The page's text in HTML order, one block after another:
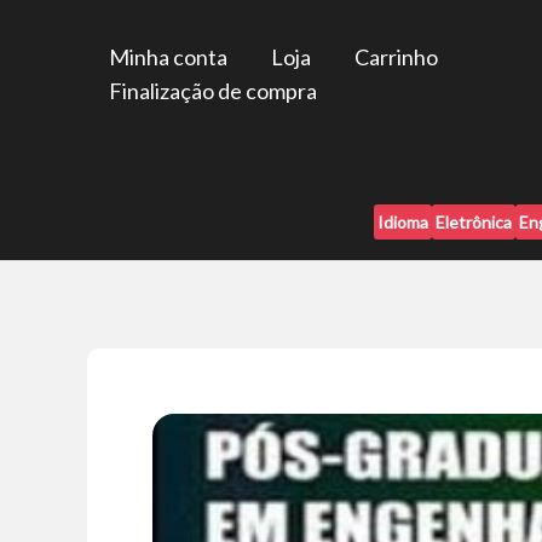
Minha conta Loja
Carrinho
Finalização de compra
Idioma Eletrônica